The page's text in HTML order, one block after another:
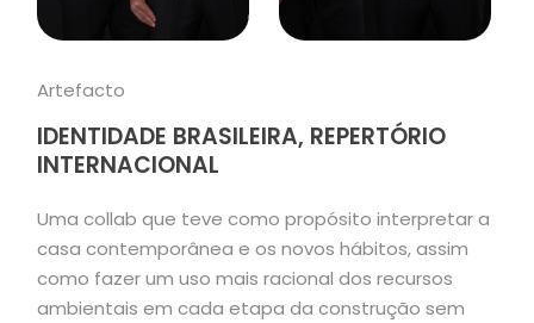
Artefacto
IDENTIDADE BRASILEIRA, REPERTÓRIO
INTERNACIONAL
Uma collab que teve como propósito interpretar a
casa contemporânea e os novos hábitos, assim
como fazer um uso mais racional dos recursos
ambientais em cada etapa da construção sem